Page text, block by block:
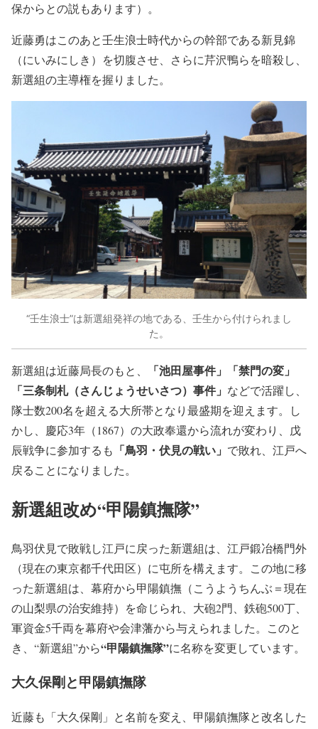
保からとの説もあります）。
近藤勇はこのあと壬生浪士時代からの幹部である新見錦
（にいみにしき）を切腹させ、さらに芹沢鴨らを暗殺し、
新選組の主導権を握りました。
“壬生浪士”は新選組発祥の地である、壬生から付けられまし
た。
新選組は近藤局長のもと、
「池田屋事件」「禁門の変」
「三条制札（さんじょうせいさつ）事件」 などで活躍し、
隊士数200名を超える大所帯となり最盛期を迎えます。し
かし、慶応3年（1867）の大政奉還から流れが変わり、戊
辰戦争に参加するも 「鳥羽・伏見の戦い」 で敗れ、江戸へ
戻ることになりました。
新選組改め“甲陽鎮撫隊”
鳥羽伏見で敗戦し江戸に戻った新選組は、江戸鍛冶橋門外
（現在の東京都千代田区）に屯所を構えます。この地に移
った新選組は、幕府から甲陽鎮撫（こうようちんぶ＝現在
の山梨県の治安維持）を命じられ、大砲2門、鉄砲500丁、
軍資金5千両を幕府や会津藩から与えられました。このと
き、“新選組”から“甲陽鎮撫隊”に名称を変更しています。
大久保剛と甲陽鎮撫隊
近藤も「大久保剛」と名前を変え、甲陽鎮撫隊と改名した